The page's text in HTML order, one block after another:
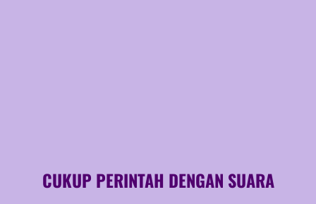
CUKUP PERINTAH DENGAN SUARA